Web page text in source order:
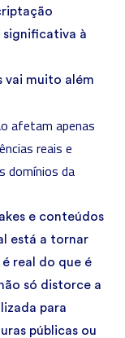
significativa à
vai muito além
afetam apenas
reais e
domínios da
e conteúdos
está a tornar
real do que é
só distorce a
para
públicas ou